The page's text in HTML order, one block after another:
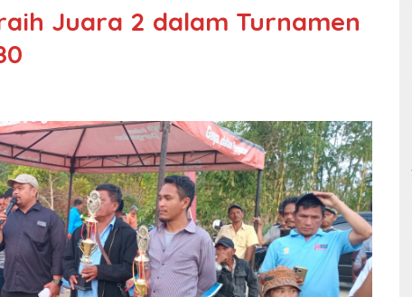
Juara 2 dalam Turnamen